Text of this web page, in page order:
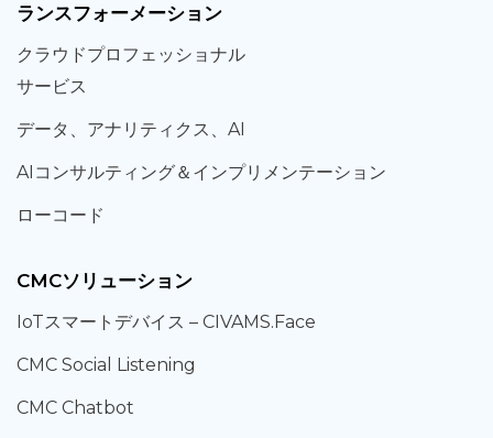
ランスフォーメーション
クラウドプロフェッショナル
サービス
データ、 アナリティクス、 AI
AIコンサルティング＆ インプリメンテーション
ローコード
CMCソリューション
IoTスマートデバイス – CIVAMS.Face
CMC Social Listening
CMC Chatbot